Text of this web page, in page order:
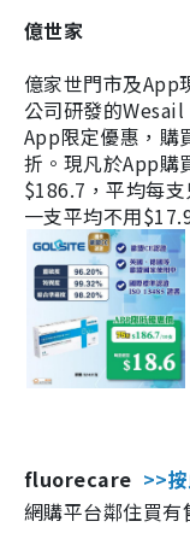
億世家
億家世門市及App
公司研發的
App限定優惠，購
折。現凡於App
$186.7，平均每
一支平均不用
fluorecare >>
網購平台鄰住買